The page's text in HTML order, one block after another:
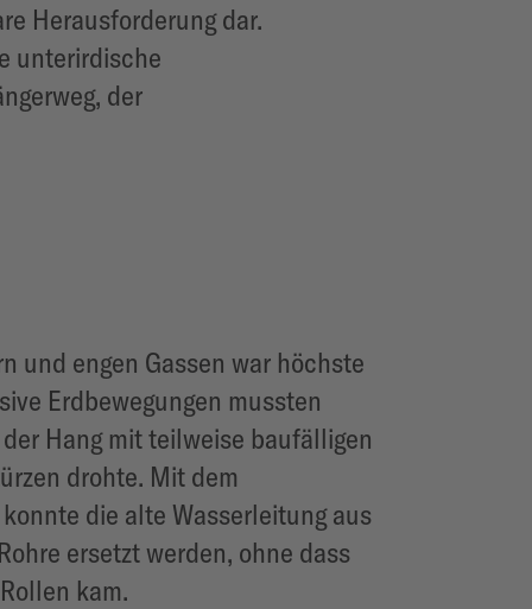
Herausforderung dar.
unterirdische
der
und engen Gassen war höchste
Erdbewegungen mussten
Hang mit teilweise baufälligen
drohte. Mit dem
konnte die alte Wasserleitung aus
ersetzt werden, ohne dass
kam.